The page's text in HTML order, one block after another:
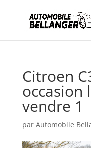
Citroen
occasion
vendre 1
par Automobile